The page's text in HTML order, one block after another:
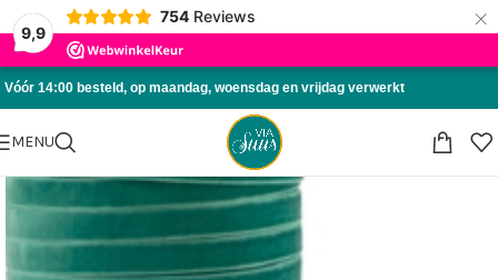
9,9
754 Reviews ×
Skip to navigation
Skip to main content
Vóór 14:00 besteld, op maandag, woensdag en vrijdag verwerkt
MENU